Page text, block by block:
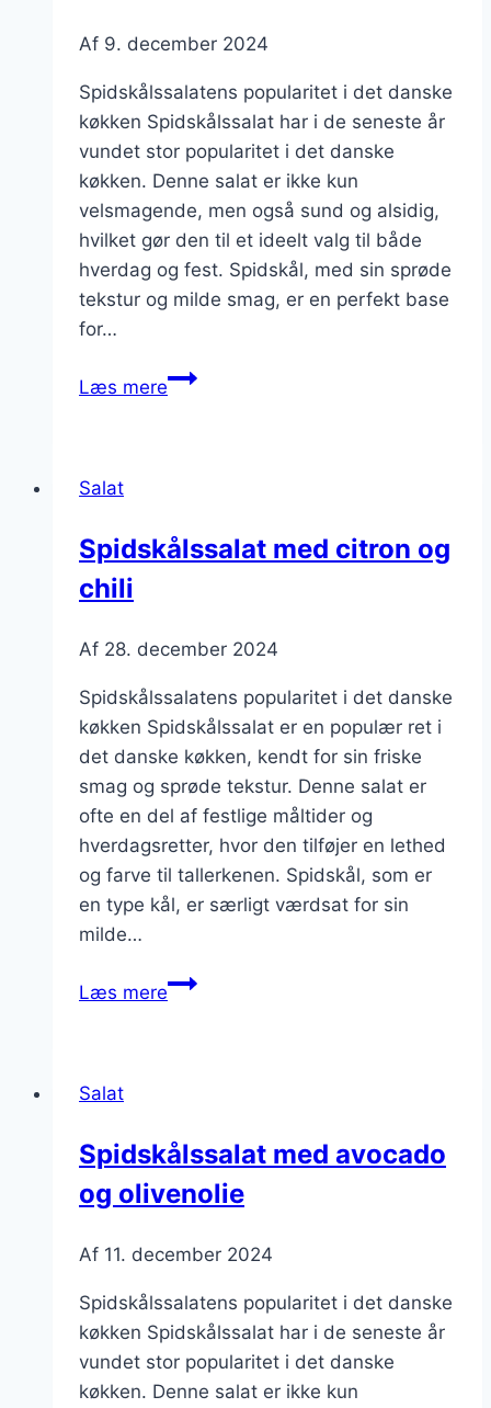
Af 9. december 2024
Spidskålssalatens popularitet i det danske
køkken Spidskålssalat har i de seneste år
vundet stor popularitet i det danske
køkken. Denne salat er ikke kun
velsmagende, men også sund og alsidig,
hvilket gør den til et ideelt valg til både
hverdag og fest. Spidskål, med sin sprøde
tekstur og milde smag, er en perfekt base
for…
Læs mereSpidskålssalat
Salat
Spidskålssalat med citron og
chili
Af 28. december 2024
Spidskålssalatens popularitet i det danske
køkken Spidskålssalat er en populær ret i
det danske køkken, kendt for sin friske
smag og sprøde tekstur. Denne salat er
ofte en del af festlige måltider og
hverdagsretter, hvor den tilføjer en lethed
og farve til tallerkenen. Spidskål, som er
en type kål, er særligt værdsat for sin
milde…
Læs mereSpidskålssalat
Salat
Spidskålssalat med avocado
og olivenolie
Af 11. december 2024
Spidskålssalatens popularitet i det danske
køkken Spidskålssalat har i de seneste år
vundet stor popularitet i det danske
køkken. Denne salat er ikke kun